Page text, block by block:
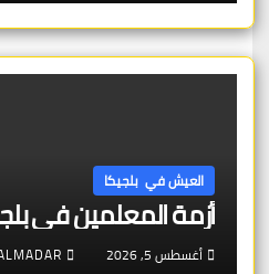
العيش في بلجيكا
أزمة المعلمين في
أغسطس 5, 2026